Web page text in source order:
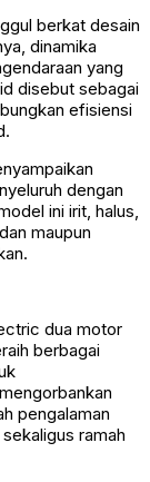
berkat desain
dinamika
yang
disebut sebagai
efisiensi
dengan
ini irit, halus,
maupun
dua motor
berbagai
pengalaman
ramah